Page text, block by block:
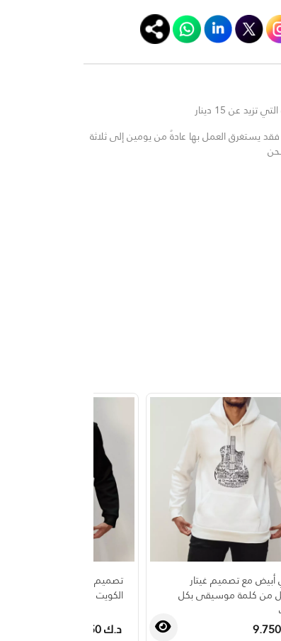
عن 15 دينار
يستغرق العمل بها عادةً من يومين إلى ثلاثة
مع تصميم غيتار
من كلمة موسيقى بكل
تصميم قارب البوم بالوان علم
الكويت مع النشيد الوطني
د.ك 9.750